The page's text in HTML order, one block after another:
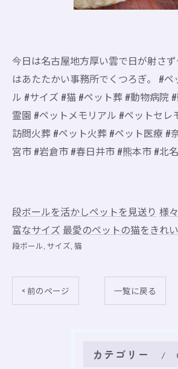
今日は名古屋地方厚い雲で日が射さ
はあたたかい事務所でくつろぎ。 #ペ
ル #サイズ #猫 #ペット葬 #動物病院
霊園 #ペットメモリアル #ペットセレ
訪問火葬 #ペット火葬 #ペット医療 #
宮市 #岩倉市 #春日井市 #熊本市 #北
段ボールを活かしペットを見送り 様
富なサイズ 最愛のペットの猫をきれ
段ボール サイズ 猫
< 前のページ 一覧に戻る
カテゴリー